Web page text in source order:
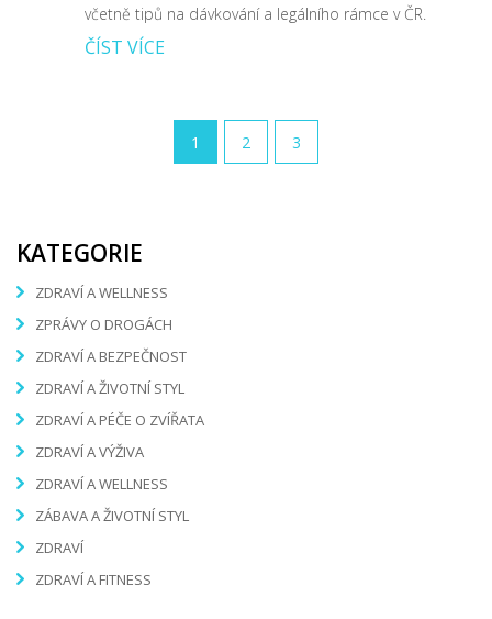
včetně tipů na dávkování a legálního rámce v ČR.
ČÍST VÍCE
1 2 3
KATEGORIE
ZDRAVÍ A WELLNESS
ZPRÁVY O DROGÁCH
ZDRAVÍ A BEZPEČNOST
ZDRAVÍ A ŽIVOTNÍ STYL
ZDRAVÍ A PÉČE O ZVÍŘATA
ZDRAVÍ A VÝŽIVA
ZDRAVÍ A WELLNESS
ZÁBAVA A ŽIVOTNÍ STYL
ZDRAVÍ
ZDRAVÍ A FITNESS